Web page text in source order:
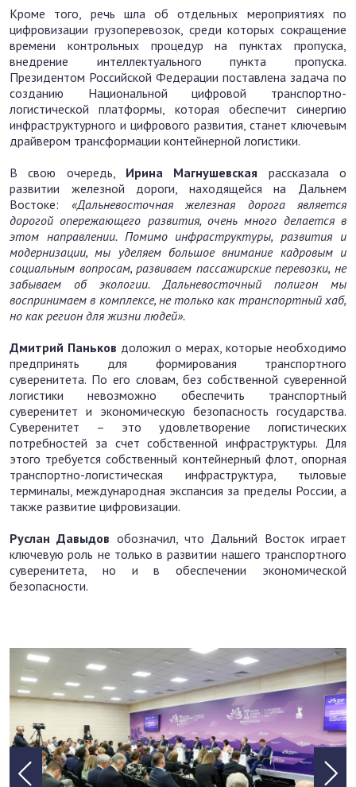
Кроме того, речь шла об отдельных мероприятиях по
цифровизации грузоперевозок, среди которых сокращение
времени контрольных процедур на пунктах пропуска,
внедрение интеллектуального пункта пропуска.
Президентом Российской Федерации поставлена задача по
созданию Национальной цифровой транспортно-
логистической платформы, которая обеспечит синергию
инфраструктурного и цифрового развития, станет ключевым
драйвером трансформации контейнерной логистики.
В свою очередь, Ирина Магнушевская рассказала о
развитии железной дороги, находящейся на Дальнем
Востоке: «Дальневосточная железная дорога является
дорогой опережающего развития, очень много делается в
этом направлении. Помимо инфраструктуры, развития и
модернизации, мы уделяем большое внимание кадровым и
социальным вопросам, развиваем пассажирские перевозки, не
забываем об экологии. Дальневосточный полигон мы
воспринимаем в комплексе, не только как транспортный хаб,
но как регион для жизни людей».
Дмитрий Паньков доложил о мерах, которые необходимо
предпринять для формирования транспортного
суверенитета. По его словам, без собственной суверенной
логистики невозможно обеспечить транспортный
суверенитет и экономическую безопасность государства.
Суверенитет – это удовлетворение логистических
потребностей за счет собственной инфраструктуры. Для
этого требуется собственный контейнерный флот, опорная
транспортно-логистическая инфраструктура, тыловые
терминалы, международная экспансия за пределы России, а
также развитие цифровизации.
Руслан Давыдов обозначил, что Дальний Восток играет
ключевую роль не только в развитии нашего транспортного
суверенитета, но и в обеспечении экономической
безопасности.